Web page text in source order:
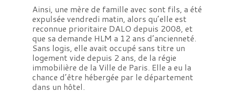
Ainsi, une mère de famille avec sont fils, a été
expulsée vendredi matin, alors qu’elle est
reconnue prioritaire DALO depuis 2008, et
que sa demande HLM a 12 ans d’ancienneté.
Sans logis, elle avait occupé sans titre un
logement vide depuis 2 ans, de la régie
immobilière de la Ville de Paris. Elle a eu la
chance d’être hébergée par le département
dans un hôtel.